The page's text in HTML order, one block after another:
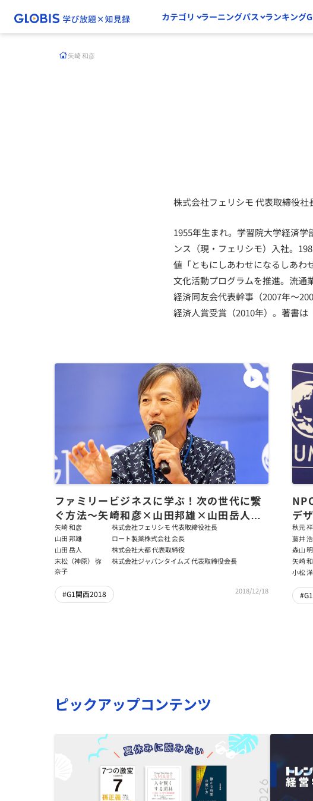
カテゴリ ラーニングパス ランキング
矢崎 和彦
株式会社フェリシモ 代表取締役社
1955年生まれ。学習院大学経済
ンス（現・フェリシモ）入社。
値「ともにしあわせになるしあ
文化活動プログラムを推進。流通
経済同友会代表幹事（2007年〜
経済人賞受賞（2010年）。著書は
ファミリービジネスに学ぶ！次の世代に繋
ぐ方法～矢崎和彦×山田邦雄×山田岳人×
末松（神原）弥奈子
矢崎 和彦
株式会社フェリシモ 代表取締役社長
山田 邦雄
ロート製薬株式会社 会長
山田 岳人
株式会社大都 代表取締役
末松（神原） 弥
奈子
株式会社ジャパンタイムズ 代表取締役会長
#G1関西2018 2018/12/18
デ
秋元
藤井
森山
矢崎
小松
ピックアップコンテンツ